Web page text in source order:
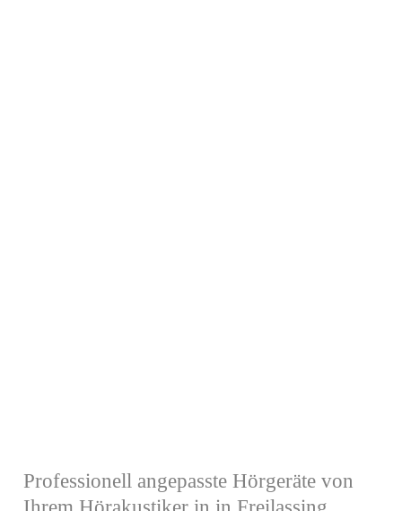
Professionell angepasste Hörgeräte von